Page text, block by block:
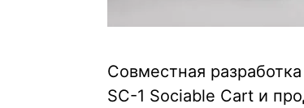
Совместная
SC-1 Sociable Cart и